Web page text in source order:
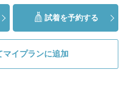
試着を予約する
マイプランに追加